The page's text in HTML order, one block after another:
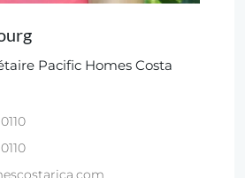
Pacific Homes Costa